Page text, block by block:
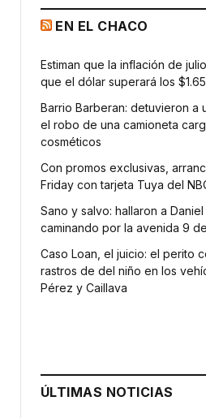
EN EL CHACO
Estiman que la inflación de
que el dólar superará los
Barrio Barberan: detuvieron a
el robo de una camioneta
cosméticos
Con promos exclusivas,
Friday con tarjeta Tuya del
Sano y salvo: hallaron a
caminando por la avenida 9
Caso Loan, el juicio: el perito
rastros de del niño en los
Pérez y Caillava
ÚLTIMAS NOTICIAS